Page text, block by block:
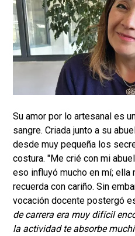
Su amor por lo artesanal es
sangre. Criada junto a su
desde muy pequeña los
costura. "Me crié con mi
eso influyó mucho en mí; ella
recuerda con cariño. Sin
vocación docente postergó
de carrera era muy difícil
la actividad te absorbe